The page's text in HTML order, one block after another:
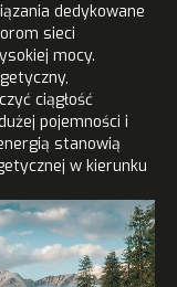
dedykowane
sieci
mocy.
ciągłość
pojemności i
stanowią
w kierunku